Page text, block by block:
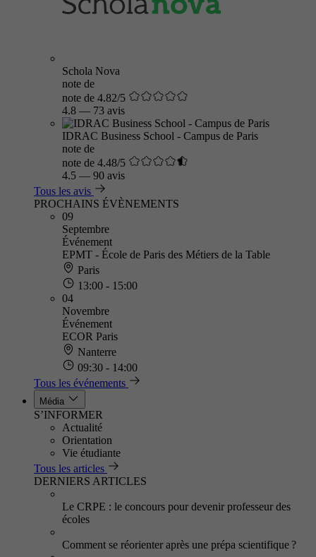
Schola Nova
note de
note de 4.82/5
4.8 — 73 avis
IDRAC Business School - Campus de Paris
note de
note de 4.48/5
4.5 — 90 avis
Tous les avis
PROCHAINS ÉVÈNEMENTS
09
Septembre
Événement
EPMT - École de Paris des Métiers de la Table
Paris
13:00 - 15:00
04
Novembre
Événement
ECOR Paris
Nanterre
09:30 - 14:00
Tous les événements
Média
S’INFORMER
Actualité
Orientation
Vie étudiante
Tous les articles
DERNIERS ARTICLES
Le CRPE : le concours pour devenir professeur des
écoles
Comment se réorienter après une prépa scientifique ?